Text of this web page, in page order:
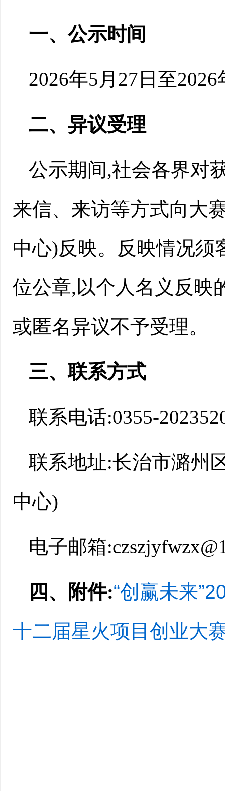
一、公示时间
2026年5月27日至
二、异议受理
公示期间,社会各界对
来信、来访等方式向大
中心)反映。反映情况须
位公章,以个人名义反映
或匿名异议不予受理。
三、联系方式
联系电话:0355-
联系地址:长治市潞州
中心)
电子邮箱
四、附件:“创赢未来
十二届星火项目创业大